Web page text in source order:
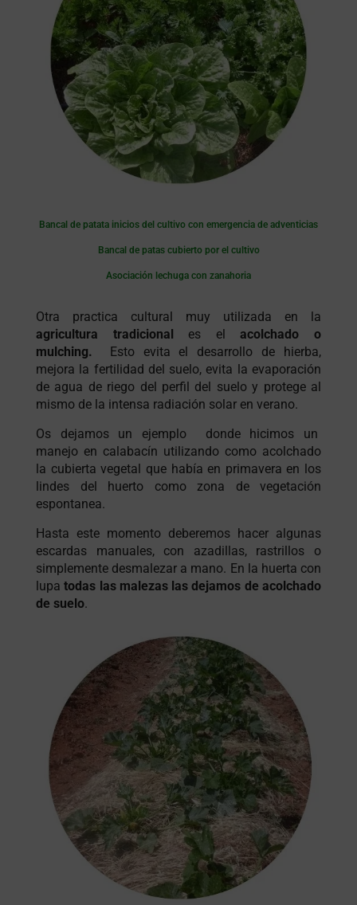
Bancal de patata inicios del cultivo con emergencia de adventicias
Bancal de patas cubierto por el cultivo
Asociación lechuga con zanahoria
Otra practica cultural muy utilizada en la
agricultura tradicional es elacolchado o
mulching.
Esto evita el desarrollo de hierba,
mejora la fertilidad del suelo, evita la evaporación
de agua de riego del perfil del suelo y protege al
mismo de la intensa radiación solar en verano.
Os dejamos un ejemplo donde hicimos un
manejo en calabacín utilizando como acolchado
la cubierta vegetal que había en primavera en los
lindes del huerto como zona de vegetación
espontanea.
Hasta este momento deberemos hacer algunas
escardas manuales, con azadillas, rastrillos o
simplemente desmalezar a mano. En la huerta con
lupatodas las malezas las dejamos de acolchado
de suelo.